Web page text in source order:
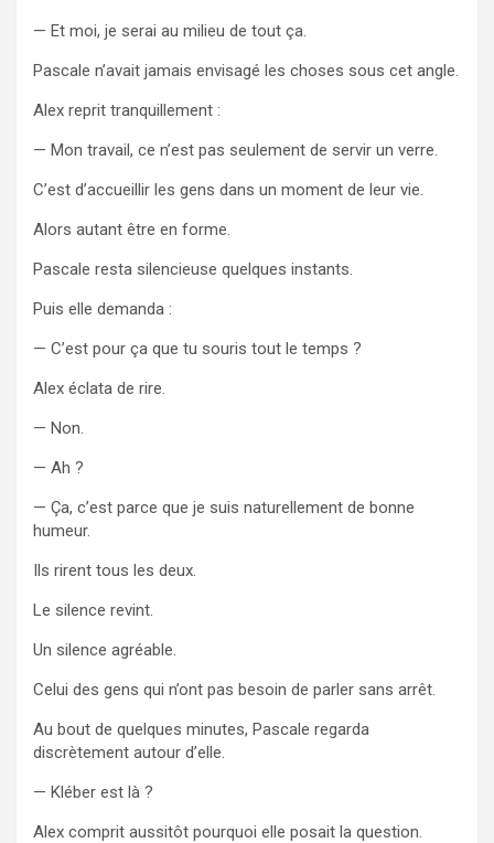
— Et moi, je serai au milieu de tout ça.
Pascale n’avait jamais envisagé les choses sous cet angle.
Alex reprit tranquillement :
— Mon travail, ce n’est pas seulement de servir un verre.
C’est d’accueillir les gens dans un moment de leur vie.
Alors autant être en forme.
Pascale resta silencieuse quelques instants.
Puis elle demanda :
— C’est pour ça que tu souris tout le temps ?
Alex éclata de rire.
— Non.
— Ah ?
— Ça, c’est parce que je suis naturellement de bonne
humeur.
Ils rirent tous les deux.
Le silence revint.
Un silence agréable.
Celui des gens qui n’ont pas besoin de parler sans arrêt.
Au bout de quelques minutes, Pascale regarda
discrètement autour d’elle.
— Kléber est là ?
Alex comprit aussitôt pourquoi elle posait la question.